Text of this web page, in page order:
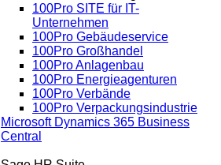
100Pro SITE für IT-
Unternehmen
100Pro Gebäudeservice
100Pro Großhandel
100Pro Anlagenbau
100Pro Energieagenturen
100Pro Verbände
100Pro Verpackungsindustrie
Microsoft Dynamics 365 Business
Central